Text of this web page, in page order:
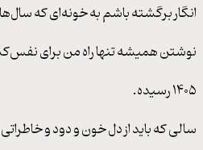
انگار برگشته باشم به خونه‌ای که
نوشتن همیشه تنها راه من برای
۱۴۰۵ رسیده.
سالی که باید از دل خون و دود و